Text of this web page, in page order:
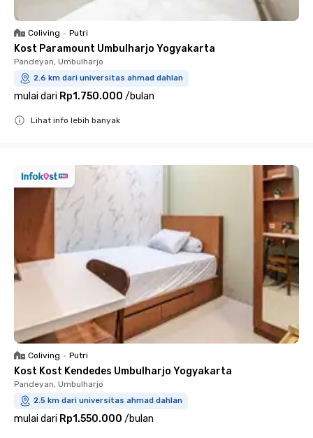
Coliving • Putri
Kost Paramount Umbulharjo Yogyakarta
Pandeyan, Umbulharjo
2.6 km dari universitas ahmad dahlan
mulai dari Rp1.750.000 /bulan
Lihat info lebih banyak
Coliving • Putri
Kost Kost Kendedes Umbulharjo Yogyakarta
Pandeyan, Umbulharjo
2.5 km dari universitas ahmad dahlan
mulai dari Rp1.550.000 /bulan